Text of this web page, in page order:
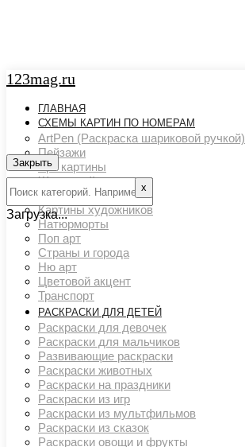
123mag.ru
ГЛАВНАЯ
СХЕМЫ КАРТИН ПО НОМЕРАМ
ArtPen (Раскраска шариковой ручкой)
Пейзажи
Арт картины
Животный мир
Люди
Картины художников
Натюрморты
Поп арт
Страны и города
Ню арт
Цветовой акцент
Транспорт
РАСКРАСКИ ДЛЯ ДЕТЕЙ
Раскраски для девочек
Раскраски для мальчиков
Развивающие раскраски
Раскраски животных
Раскраски на праздники
Раскраски из игр
Раскраски из мультфильмов
Раскраски из сказок
Раскраски овощи и фрукты
Закрыть
х
Загрузка...